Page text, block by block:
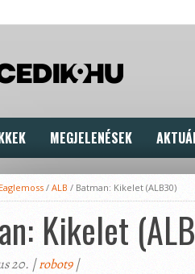
MEGJELENÉSEK
Eaglemoss / ALB / Batman: Kikelet (ALB30)
Kikelet
20. |robot9|